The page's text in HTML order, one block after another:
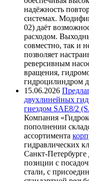
надёжность
системах.
02) даёт
расходом.
совместно, так и
позволяет
реверсивным
вращения,
гидроцилиндром
15.06.2026
двухлинейных
гнездом SAE8/2
Компания
пополнении
ассортимента
гидравлических
Санкт-
позиции с
стали, с